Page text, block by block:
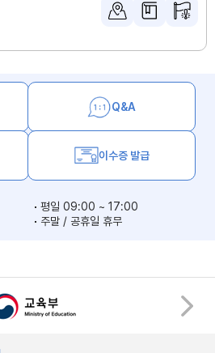
Q&A
이수증 발급
평일 09:00 ~ 17:00
주말 / 공휴일 휴무